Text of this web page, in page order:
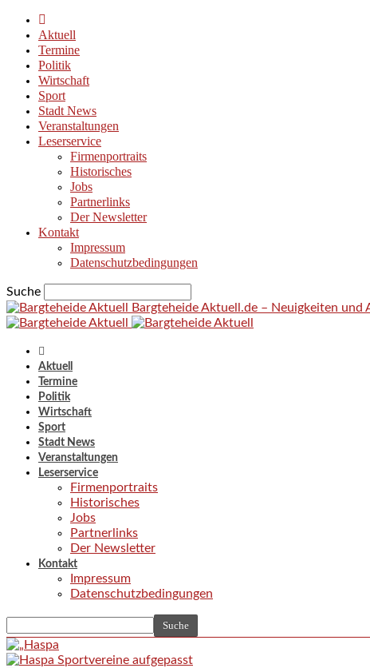
Aktuell
Termine
Politik
Wirtschaft
Sport
Stadt News
Veranstaltungen
Leserservice
Firmenportraits
Historisches
Jobs
Partnerlinks
Der Newsletter
Kontakt
Impressum
Datenschutzbedingungen
Suche
Bargteheide Aktuell.de – Neuigkeiten
Aktuell
Termine
Politik
Wirtschaft
Sport
Stadt News
Veranstaltungen
Leserservice
Firmenportraits
Historisches
Jobs
Partnerlinks
Der Newsletter
Kontakt
Impressum
Datenschutzbedingungen